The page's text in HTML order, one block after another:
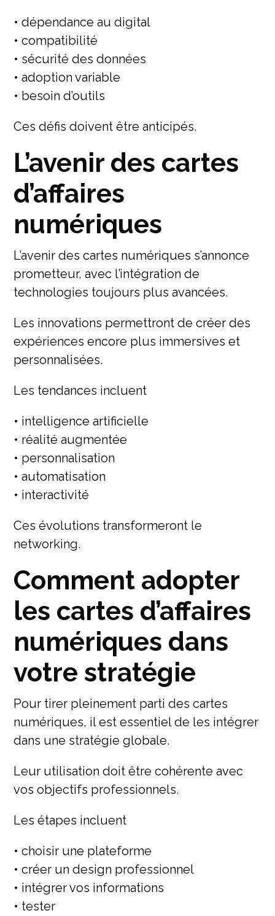
• dépendance au digital
• compatibilité
• sécurité des données
• adoption variable
• besoin d’outils
Ces défis doivent être anticipés.
L’avenir des cartes
d’affaires
numériques
L’avenir des cartes numériques s’annonce
prometteur, avec l’intégration de
technologies toujours plus avancées.
Les innovations permettront de créer des
expériences encore plus immersives et
personnalisées.
Les tendances incluent
• intelligence artificielle
• réalité augmentée
• personnalisation
• automatisation
• interactivité
Ces évolutions transformeront le
networking.
Comment adopter
les cartes d’affaires
numériques dans
votre stratégie
Pour tirer pleinement parti des cartes
numériques, il est essentiel de les intégrer
dans une stratégie globale.
Leur utilisation doit être cohérente avec
vos objectifs professionnels.
Les étapes incluent
• choisir une plateforme
• créer un design professionnel
• intégrer vos informations
• tester